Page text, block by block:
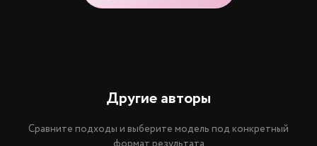
Другие авторы
Сравните подходы и выберите модель под конкретный